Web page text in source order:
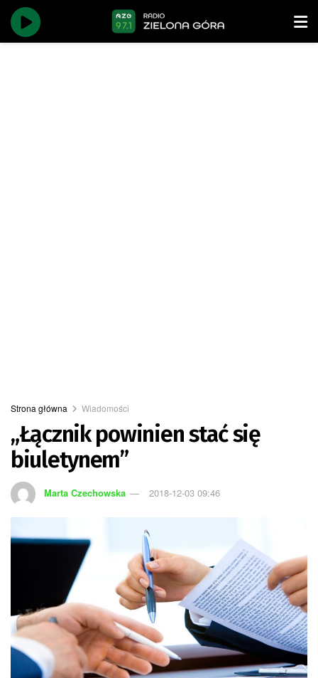
Strona główna Wiadomości
„Łącznik powinien stać się
biuletynem”
Marta Czechowska 2018-12-03 09:46